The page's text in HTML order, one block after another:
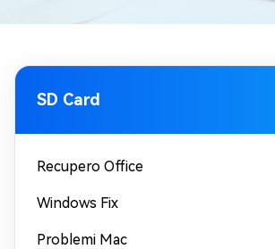
SD Card
Recupero Office
Windows Fix
Problemi Mac